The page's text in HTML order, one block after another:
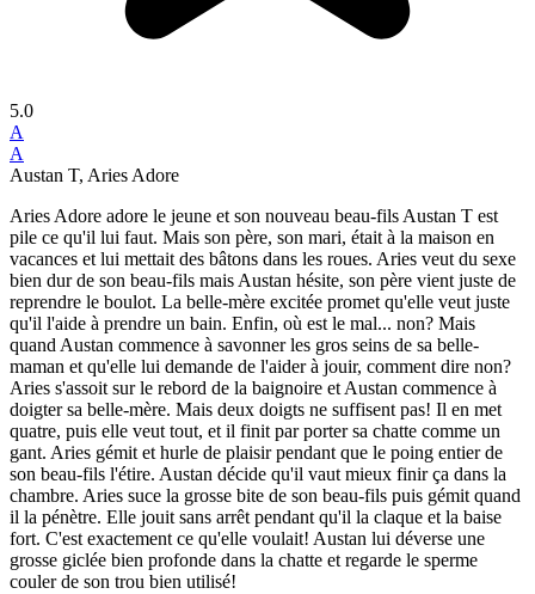
5.0
A
A
Austan T, Aries Adore
Aries Adore adore le jeune et son nouveau beau-fils Austan T est
pile ce qu'il lui faut. Mais son père, son mari, était à la maison en
vacances et lui mettait des bâtons dans les roues. Aries veut du sexe
bien dur de son beau-fils mais Austan hésite, son père vient juste de
reprendre le boulot. La belle-mère excitée promet qu'elle veut juste
qu'il l'aide à prendre un bain. Enfin, où est le mal... non? Mais
quand Austan commence à savonner les gros seins de sa belle-
maman et qu'elle lui demande de l'aider à jouir, comment dire non?
Aries s'assoit sur le rebord de la baignoire et Austan commence à
doigter sa belle-mère. Mais deux doigts ne suffisent pas! Il en met
quatre, puis elle veut tout, et il finit par porter sa chatte comme un
gant. Aries gémit et hurle de plaisir pendant que le poing entier de
son beau-fils l'étire. Austan décide qu'il vaut mieux finir ça dans la
chambre. Aries suce la grosse bite de son beau-fils puis gémit quand
il la pénètre. Elle jouit sans arrêt pendant qu'il la claque et la baise
fort. C'est exactement ce qu'elle voulait! Austan lui déverse une
grosse giclée bien profonde dans la chatte et regarde le sperme
couler de son trou bien utilisé!